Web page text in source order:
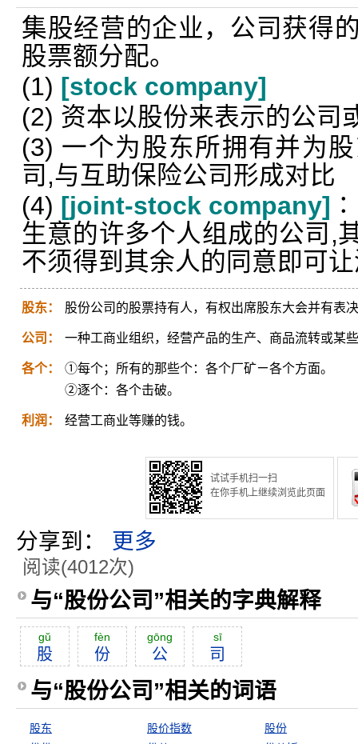
集股经营的企业，公司获得
股票额分配。
(1) [stock company]
(2) 资本以股份来表示的公司
(3) 一个为股东所拥有并为
司,与互助保险公司形成对比
(4) [joint-stock company]
生意的许多个人组成的公司,
不须得到其余人的同意即可
股东： 股份公司的股票持有人，有权出席股东大会并有表
公司： 一种工商业组织，经营产品的生产、商品流转或某
各个：
①每个；所有的那些个：各个厂矿ㄧ各个方面。
②逐个：各个击破。
利润： 经营工商业等赚的钱。
试试手机扫一扫
在你手机上继续浏览此页面
分享到： 更多
阅读(4012次)
与“股份公司”相关的字典解释
gŭ
股
fèn
份
gōng
公
sī
司
与“股份公司”相关的词语
股东 股价指数
股份